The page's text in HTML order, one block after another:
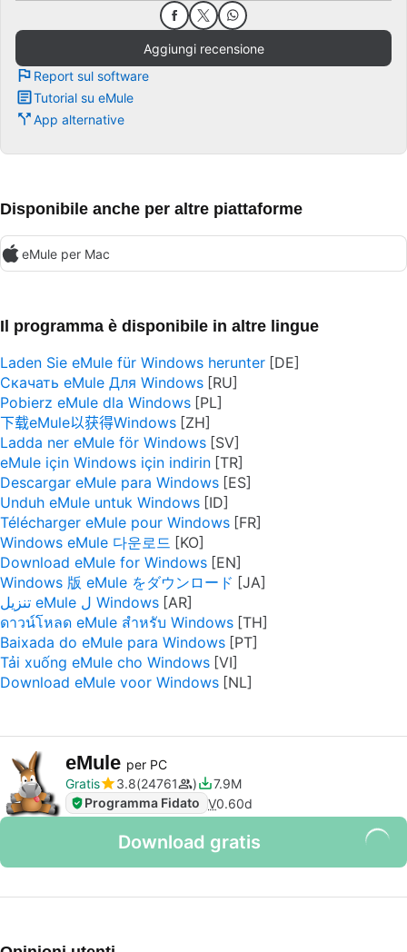
Aggiungi recensione
Report sul software
Tutorial su eMule
App alternative
Disponibile anche per altre piattaforme
eMule per Mac
Il programma è disponibile in altre lingue
Laden Sie eMule für Windows herunter
Скачать eMule Для Windows
Pobierz eMule dla Windows
下载eMule以获得Windows
Ladda ner eMule för Windows
eMule için Windows için indirin
Descargar eMule para Windows
Unduh eMule untuk Windows
Télécharger eMule pour Windows
Windows eMule 다운로드
Download eMule for Windows
Windows 版 eMule をダウンロード
تنزيل eMule ل Windows
ดาวน์โหลด eMule สำหรับ Windows
Baixada do eMule para Windows
Tải xuống eMule cho Windows
Download eMule voor Windows
eMule per PC
Gratis
3.8 24761
7.9M
Programma Fidato V0.60d
Download gratis